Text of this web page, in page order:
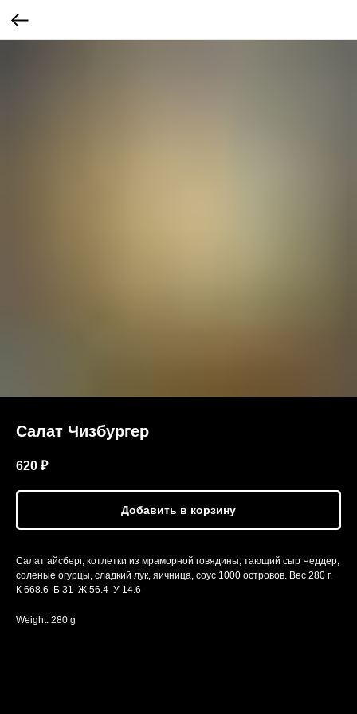
Салат Чизбургер
620 ₽
Добавить в корзину
Салат айсберг, котлетки из мраморной говядины, тающий сыр Чеддер,
соленые огурцы, сладкий лук, яичница, соус 1000 островов. Вес 280 г.
К 668.6 Б 31 Ж 56.4 У 14.6
Weight: 280 g